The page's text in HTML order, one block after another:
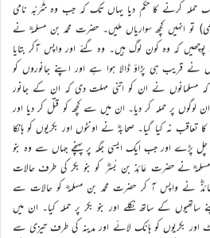
حملہ کرنے کا حکم دیا یہاں تک کہ جب وہ شَرَبَّہ نامی
تو انہیں کچھ سواریاں ملیں۔ حضرت محمد بن مسلمہؓ نے
کہ وہ کون لوگ ہیں۔ وہ گئے اور واپس آکر بتایا
نے قریب ہی پڑاؤ ڈالا ہوا ہے اور اپنے جانوروں کو
نے ان کو اتنی مہلت دی کہ ان کے جانور
لوگوں پر حملہ کر دیا۔ ان میں سے کچھ کو قتل کر دیا اور
نہ کیا گیا۔ صحابہؓ نے اونٹوں اور بکریوں کو ہانکا
چل پڑے اور جب ایک ایسی جگہ پر پہنچے جہاں سے وہ بنو
مسلمہؓ نے حضرت عَائِذ بن بُسرؓ کو بنو بکر کی طرف حالات
نے واپس آ کر حضرت محمد بن مسلمہؓ کو حالات سے
ساتھیوں کے ساتھ نکلے اور بنو بکر پر حملہ کیا۔ ان میں
اور بکریوں کو ہانک لائے اور مدینہ کی طرف تیزی سے